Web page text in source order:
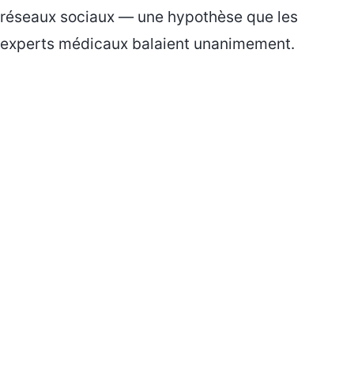
réseaux sociaux — une hypothèse que les
experts médicaux balaient unanimement.